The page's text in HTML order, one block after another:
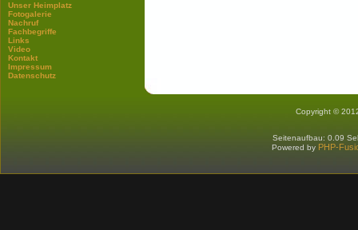
Unser Heimplatz
Fotogalerie
Nachruf
Fachbegriffe
Links
Video
Kontakt
Impressum
Datenschutz
Copyright ©
Seitenaufbau: 0.09
Powered by PHP-